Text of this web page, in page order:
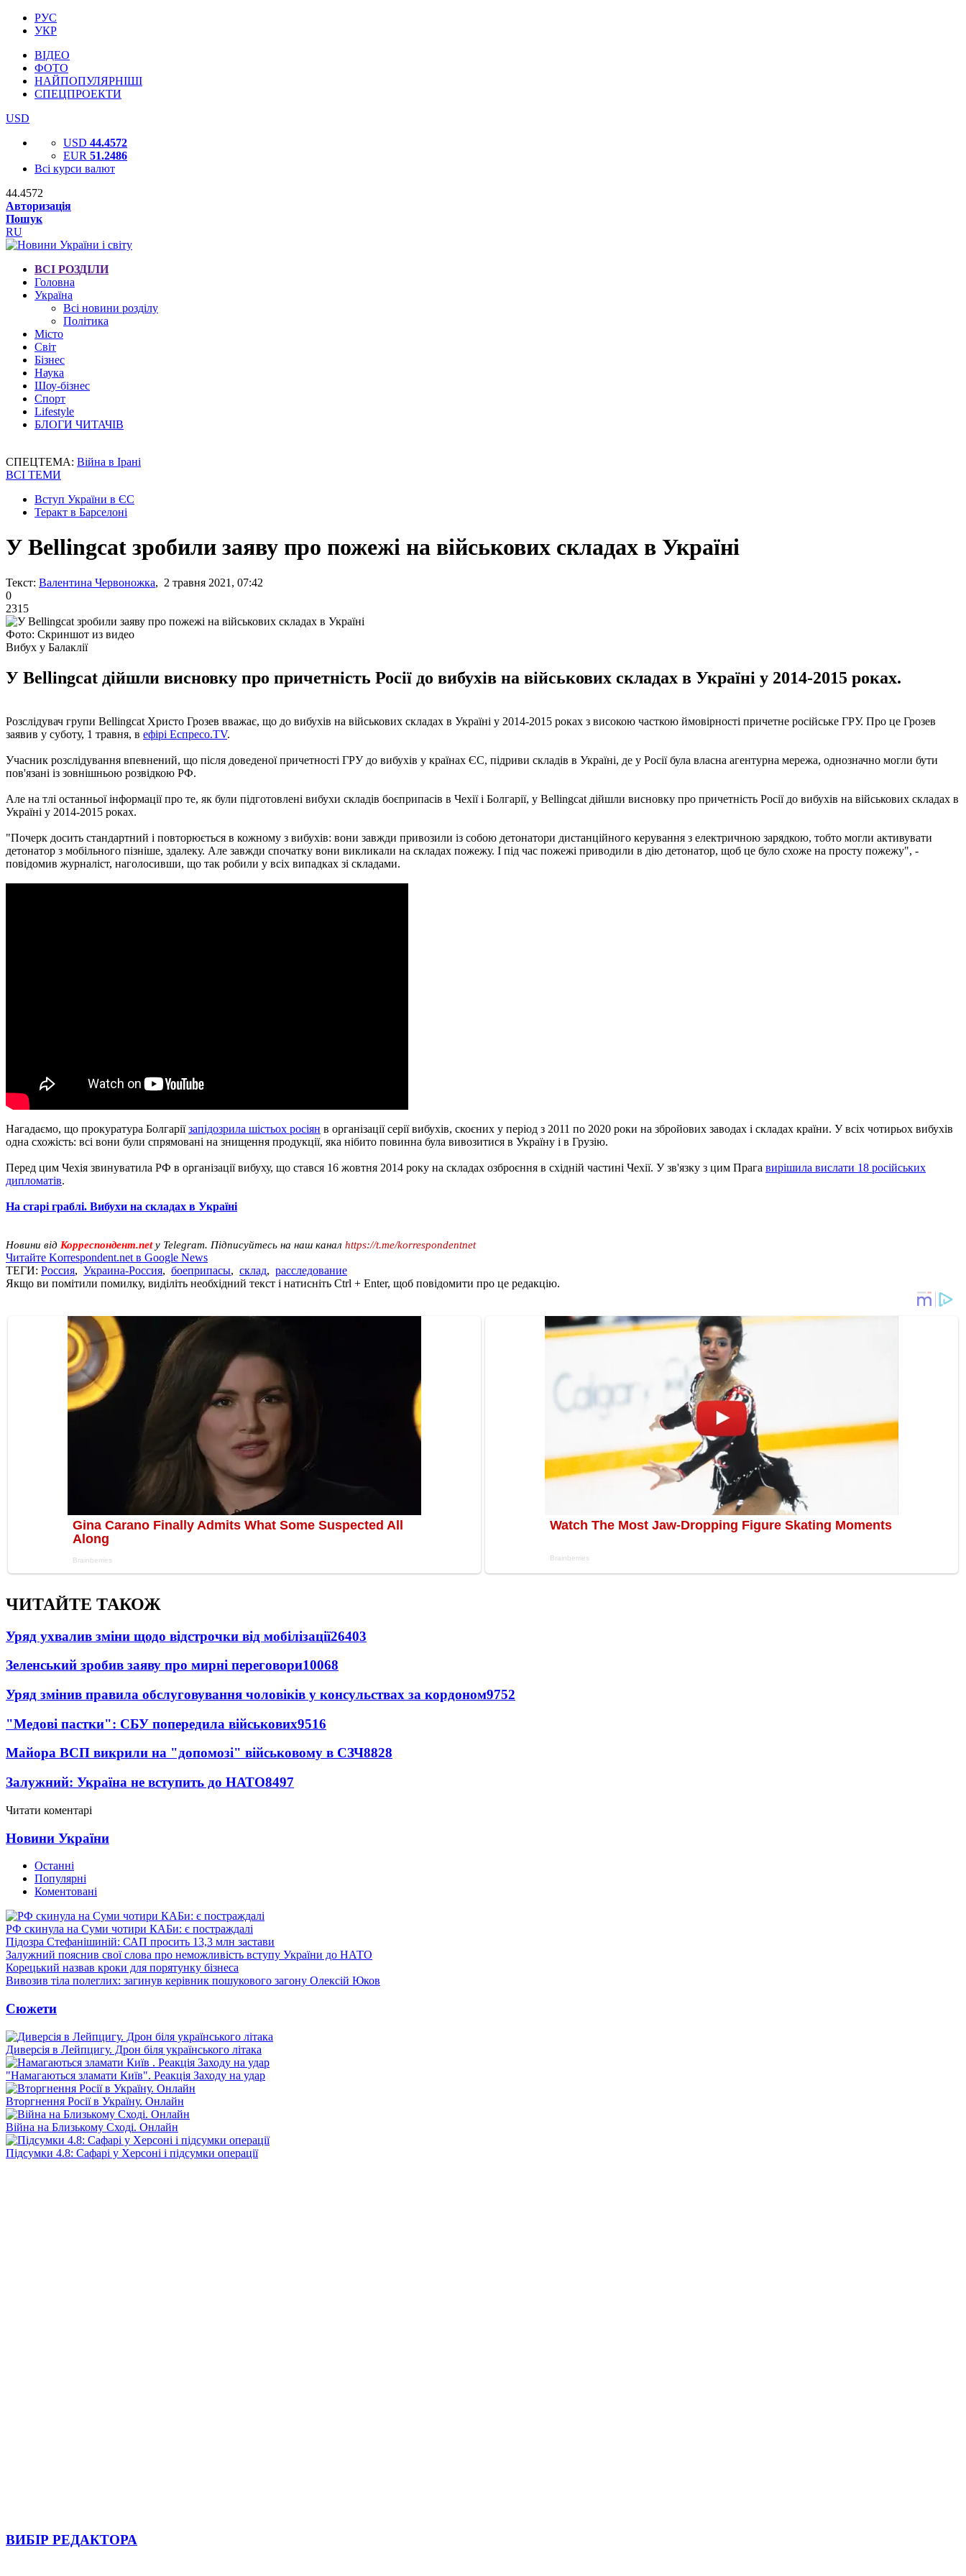
РУС
УКР
ВІДЕО
ФОТО
НАЙПОПУЛЯРНІШІ
СПЕЦПРОЕКТИ
USD
USD 44.4572
EUR 51.2486
Всі курси валют
44.4572
Авторизація
Пошук
RU
ВСІ РОЗДІЛИ
Головна
Україна
Всі новини розділу
Політика
Місто
Світ
Бізнес
Наука
Шоу-бізнес
Спорт
Lifestyle
БЛОГИ ЧИТАЧІВ
СПЕЦТЕМА: Війна в Ірані
ВСІ ТЕМИ
Вступ України в ЄС
Теракт в Барселоні
У Bellingcat зробили заяву про пожежі на військових складах в Україні
Текст: Валентина Червоножка, 2 травня 2021, 07:42
0
2315
Фото: Скриншот из видео
Вибух у Балаклії
У Bellingcat дійшли висновку про причетність Росії до вибухів на військових складах в Україні у 2014-2015 роках.
Розслідувач групи Bellingcat Христо Грозев вважає, що до вибухів на військових складах в Україні у 2014-2015 роках з високою часткою ймовірності причетне російське ГРУ. Про це Грозев
заявив у суботу, 1 травня, в ефірі Еспресо.TV.
Учасник розслідування впевнений, що після доведеної причетності ГРУ до вибухів у країнах ЄС, підриви складів в Україні, де у Росії була власна агентурна мережа, однозначно могли бути
пов'язані із зовнішньою розвідкою РФ.
Але на тлі останньої інформації про те, як були підготовлені вибухи складів боєприпасів в Чехії і Болгарії, у Bellingcat дійшли висновку про причетність Росії до вибухів на військових складах в
Україні у 2014-2015 роках.
"Почерк досить стандартний і повторюється в кожному з вибухів: вони завжди привозили із собою детонатори дистанційного керування з електричною зарядкою, тобто могли активувати
детонатор з мобільного пізніше, здалеку. Але завжди спочатку вони викликали на складах пожежу. І під час пожежі приводили в дію детонатор, щоб це було схоже на просту пожежу", -
повідомив журналіст, наголосивши, що так робили у всіх випадках зі складами.
Нагадаємо, що прокуратура Болгаріїзапідозрила шістьох росіян в організації серії вибухів, скоєних у період з 2011 по 2020 роки на збройових заводах і складах країни. У всіх чотирьох вибухів
одна схожість: всі вони були спрямовані на знищення продукції, яка нібито повинна була вивозитися в Україну і в Грузію.
Перед цим Чехія звинуватила РФ в організації вибуху, що стався 16 жовтня 2014 року на складах озброєння в східній частині Чехії. У зв'язку з цим Прага вирішила вислати 18 російських
дипломатів.
На старі граблі. Вибухи на складах в Україні
Новини від Корреспондент.netу Telegram. Підписуйтесь на наш канал https://t.me/korrespondentnet
Читайте Korrespondent.net в Google News
ТЕГИ: Россия, Украина-Россия, боеприпасы, склад, расследование
Якщо ви помітили помилку, виділіть необхідний текст і натисніть Ctrl + Enter, щоб повідомити про це редакцію.
ЧИТАЙТЕ ТАКОЖ
Уряд ухвалив зміни щодо відстрочки від мобілізації26403
Зеленський зробив заяву про мирні переговори10068
Уряд змінив правила обслуговування чоловіків у консульствах за кордоном9752
"Медові пастки": СБУ попередила військових9516
Майора ВСП викрили на "допомозі" військовому в СЗЧ8828
Залужний: Україна не вступить до НАТО8497
Читати коментарі
Новини України
Останні
Популярні
Коментовані
РФ скинула на Суми чотири КАБи: є постраждалі
Підозра Стефанішиній: САП просить 13,3 млн застави
Залужний пояснив свої слова про неможливість вступу України до НАТО
Корецький назвав кроки для порятунку бізнеса
Вивозив тіла полеглих: загинув керівник пошукового загону Олексій Юков
Сюжети
Диверсія в Лейпцигу. Дрон біля українського літака
"Намагаються зламати Київ". Реакція Заходу на удар
Вторгнення Росії в Україну. Онлайн
Війна на Близькому Сході. Онлайн
Підсумки 4.8: Сафарі у Херсоні і підсумки операції
ВИБІР РЕДАКТОРА